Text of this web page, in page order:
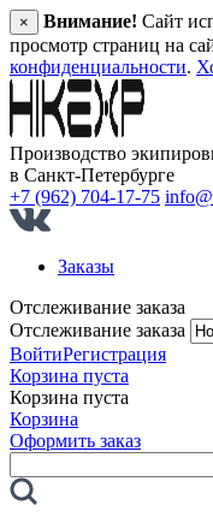
× Внимание! Сайт
просмотр страниц на
конфиденциальности.
Производство
в Санкт‑Петербурге
+7 (962) 704-17-75
Заказы
Отслеживание заказа
Отслеживание заказа
ВойтиРегистрация
Корзина пуста
Корзина пуста
Корзина
Оформить заказ